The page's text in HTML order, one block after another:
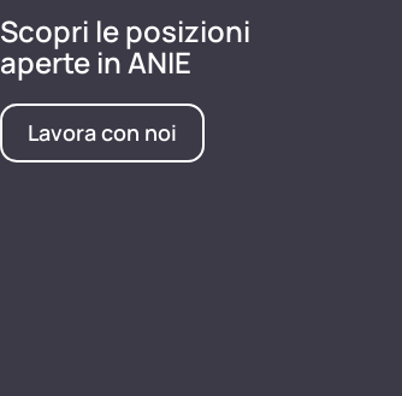
Scopri le posizioni
aperte in ANIE
Lavora con noi